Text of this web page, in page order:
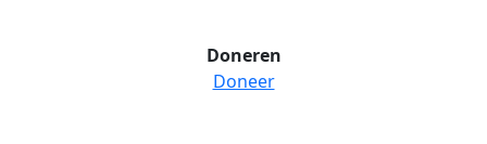
Doneren
Doneer